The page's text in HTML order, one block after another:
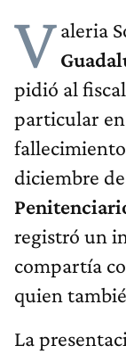
Valeria
pidió al
particular
diciembre
registró un
compartía
quien
La